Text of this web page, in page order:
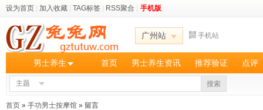
设为首页 加入收藏 TAG标签 RSS聚合 手机版
广州站 手机站
男士养生 首页 男士养生资讯 推荐验证 点评
主题 搜索
首页 » 手功男士按摩馆 » 留言